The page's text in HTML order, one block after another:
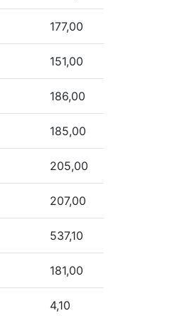
177,00
151,00
186,00
185,00
205,00
207,00
537,10
181,00
4,10